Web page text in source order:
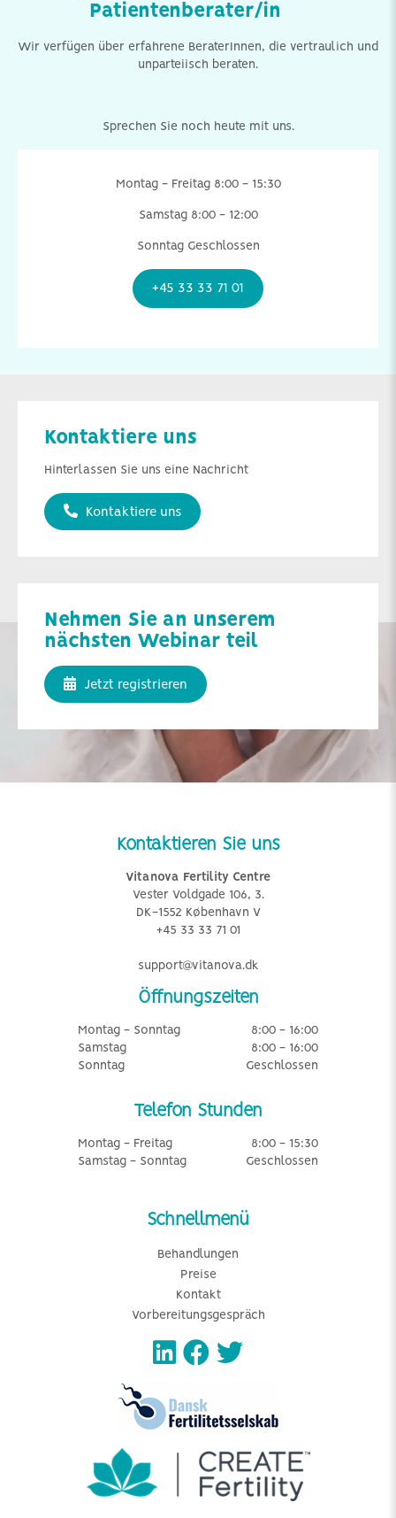
Patientenberater/in
Wir verfügen über erfahrene BeraterInnen, die vertraulich und
unparteiisch beraten.
Sprechen Sie noch heute mit uns.
Montag - Freitag 8:00 - 15:30
Samstag 8:00 - 12:00
Sonntag Geschlossen
+45 33 33 71 01
Kontaktiere uns
Hinterlassen Sie uns eine Nachricht
Kontaktiere uns
Nehmen Sie an unserem
nächsten Webinar teil
Jetzt registrieren
Kontaktieren Sie uns
Vitanova Fertility Centre
Vester Voldgade 106, 3.
DK-1552 København V
+45 33 33 71 01
support@vitanova.dk
Öffnungszeiten
Montag - Sonntag
8:00 - 16:00
Samstag
8:00 - 16:00
Sonntag
Geschlossen
Telefon Stunden
Montag - Freitag
8:00 - 15:30
Samstag - Sonntag
Geschlossen
Schnellmenü
Behandlungen
Preise
Kontakt
Vorbereitungsgespräch